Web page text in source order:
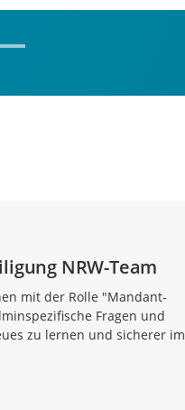
NRW-Team
mit der Rolle "Mandant-
Fragen und
zu lernen und sicherer im